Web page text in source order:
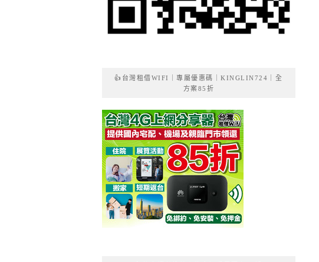
👍台灣租借WIFI｜專屬優惠碼｜KINGLIN724｜全
方案85折